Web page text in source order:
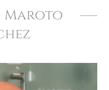
Maroto